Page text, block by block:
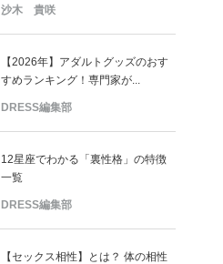
沙木 貴咲
【2026年】アダルトグッズのおす
すめランキング！専門家が...
DRESS編集部
12星座でわかる「裏性格」の特徴
一覧
DRESS編集部
【セックス相性】とは？ 体の相性